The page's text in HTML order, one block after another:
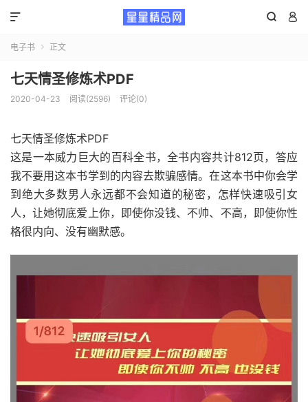
 

电子书  正文
七天情圣修炼术PDF
2020-04-23 阅读(2596) 评论(0)
七天情圣修炼术PDF
这是一本威力巨大的百科全书，全书内容共计812页，答应
我不要用这本书学到的内容去欺骗感情。在这本书中你会学
到绝大多数男人永远都不会知道的秘密，怎样快速吸引女
人，让她彻底爱上你，即使你没钱、不帅、不高，即使你性
格很内向、没有幽默感。